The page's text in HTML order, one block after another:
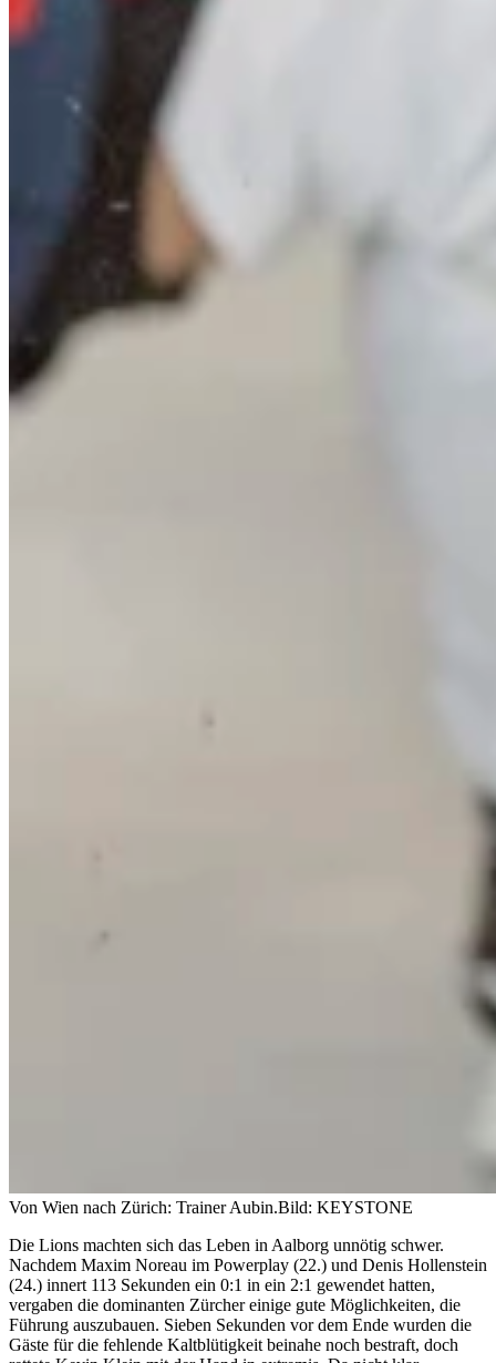
Von Wien nach Zürich: Trainer Aubin.Bild: KEYSTONE
Die Lions machten sich das Leben in Aalborg unnötig schwer.
Nachdem Maxim Noreau im Powerplay (22.) und Denis Hollenstein
(24.) innert 113 Sekunden ein 0:1 in ein 2:1 gewendet hatten,
vergaben die dominanten Zürcher einige gute Möglichkeiten, die
Führung auszubauen. Sieben Sekunden vor dem Ende wurden die
Gäste für die fehlende Kaltblütigkeit beinahe noch bestraft, doch